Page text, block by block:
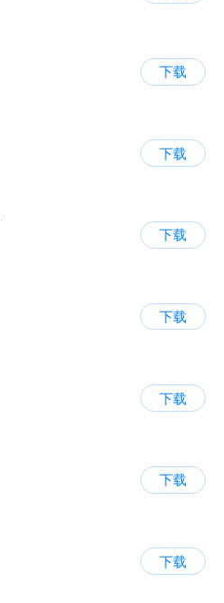
下载
下载
下载
下载
下载
下载
下载